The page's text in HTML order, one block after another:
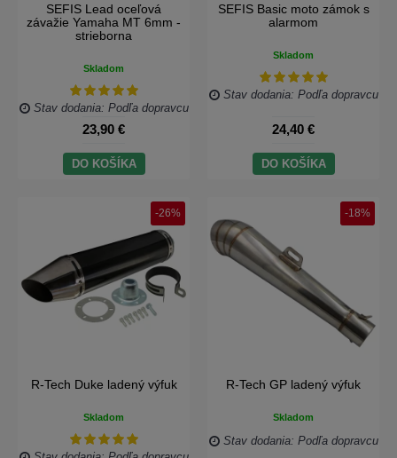
SEFIS Lead oceľová
závažie Yamaha MT 6mm -
strieborna
Skladom
Stav dodania: Podľa dopravcu
23,90 €
DO KOŠÍKA
SEFIS Basic moto zámok s
alarmom
Skladom
Stav dodania: Podľa dopravcu
24,40 €
DO KOŠÍKA
-26%
R-Tech Duke ladený výfuk
Skladom
-18%
R-Tech GP ladený výfuk
Skladom
Stav dodania: Podľa dopravcu